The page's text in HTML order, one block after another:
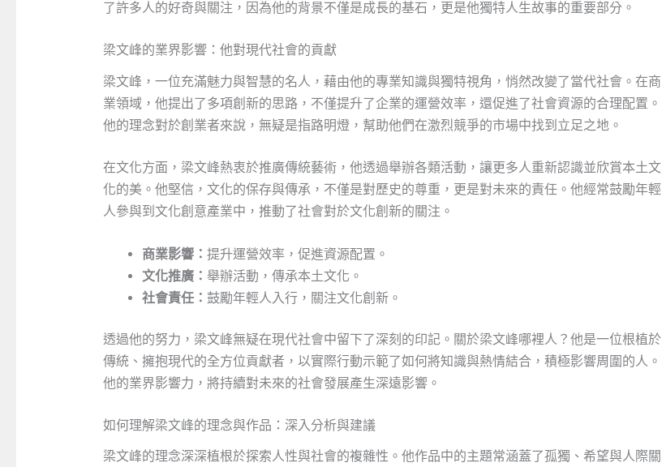
了許多人的好奇與關注，因為他的背景不僅是成長的基石，更是他獨特人生故事的重要部分。
梁文峰的業界影響：他對現代社會的貢獻
梁文峰，一位充滿魅力與智慧的名人，藉由他的專業知識與獨特視角，悄然改變了當代社會。在商
業領域，他提出了多項創新的思路，不僅提升了企業的運營效率，還促進了社會資源的合理配置。
他的理念對於創業者來說，無疑是指路明燈，幫助他們在激烈競爭的市場中找到立足之地。
在文化方面，梁文峰熱衷於推廣傳統藝術，他透過舉辦各類活動，讓更多人重新認識並欣賞本土文
化的美。他堅信，文化的保存與傳承，不僅是對歷史的尊重，更是對未來的責任。他經常鼓勵年輕
人參與到文化創意產業中，推動了社會對於文化創新的關注。
商業影響： 提升運營效率，促進資源配置。
文化推廣： 舉辦活動，傳承本土文化。
社會責任： 鼓勵年輕人入行，關注文化創新。
透過他的努力，梁文峰無疑在現代社會中留下了深刻的印記。關於梁文峰哪裡人？他是一位根植於
傳統、擁抱現代的全方位貢獻者，以實際行動示範了如何將知識與熱情結合，積極影響周圍的人。
他的業界影響力，將持續對未來的社會發展產生深遠影響。
如何理解梁文峰的理念與作品：深入分析與建議
梁文峰的理念深深植根於探索人性與社會的複雜性。他作品中的主題常涵蓋了孤獨、希望與人際關